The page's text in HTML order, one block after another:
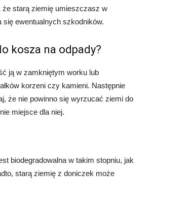
że starą ziemię umieszczasz w
ewentualnych szkodników.
kosza na odpady?
ją w zamkniętym worku lub
korzeni czy kamieni. Następnie
że nie powinno się wyrzucać ziemi do
miejsce dla niej.
biodegradowalna w takim stopniu, jak
starą ziemię z doniczek może